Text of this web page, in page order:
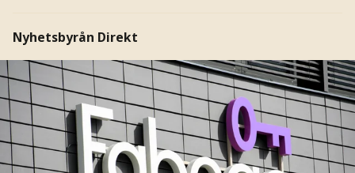
Nyhetsbyrån Direkt